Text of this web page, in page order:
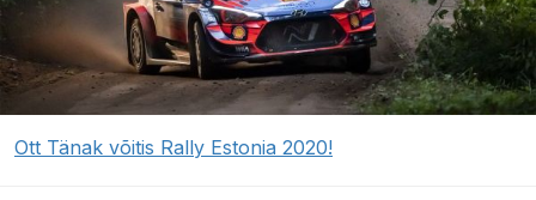
Ott Tänak võitis Rally Estonia 2020!